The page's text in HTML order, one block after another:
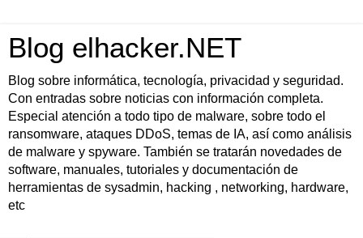
Blog elhacker.NET
Blog sobre informática, tecnología, privacidad y seguridad.
Con entradas sobre noticias con información completa.
Especial atención a todo tipo de malware, sobre todo el
ransomware, ataques DDoS, temas de IA, así como análisis
de malware y spyware. También se tratarán novedades de
software, manuales, tutoriales y documentación de
herramientas de sysadmin, hacking , networking, hardware,
etc